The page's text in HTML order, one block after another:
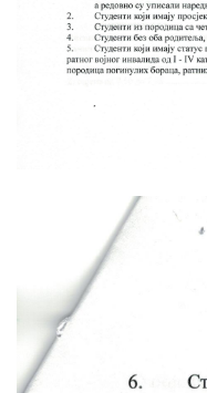
Vijesti
Obavještenja
Zaštita od požara
COVID 19
Geoistraživanja